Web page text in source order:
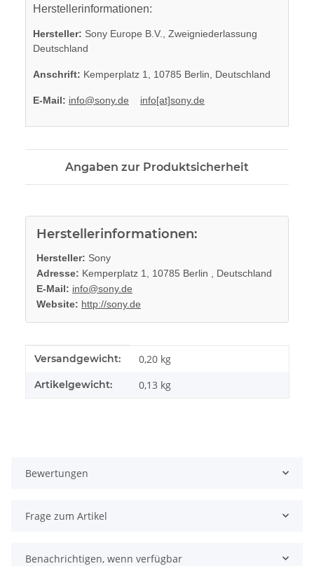
Herstellerinformationen:
Hersteller: Sony Europe B.V., Zweigniederlassung
Deutschland
Anschrift: Kemperplatz 1, 10785 Berlin, Deutschland
E-Mail: info@sony.de info[at]sony.de
Angaben zur Produktsicherheit
Herstellerinformationen:
Hersteller: Sony
Adresse: Kemperplatz 1, 10785 Berlin , Deutschland
E-Mail: info@sony.de
Website: http://sony.de
Produkteigenschaft
Wert
Versandgewicht: 0,20 kg
Artikelgewicht: 0,13 kg
Bewertungen
Frage zum Artikel
Benachrichtigen, wenn verfügbar